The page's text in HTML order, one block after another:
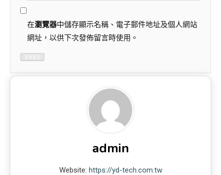
在瀏覽器中儲存顯示名稱、電子郵件地址及個人網站
網址，以供下次發佈留言時使用。
admin
Website: https://yd-tech.com.tw